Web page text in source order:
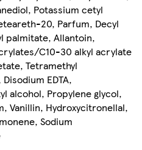
Potassium cetyl
20, Parfum, Decyl
palmitate, Allantoin,
C10-30 alkyl acrylate
Tetramethyl
EDTA,
alcohol, Propylene glycol,
Vanillin, Hydroxycitronellal,
Sodium